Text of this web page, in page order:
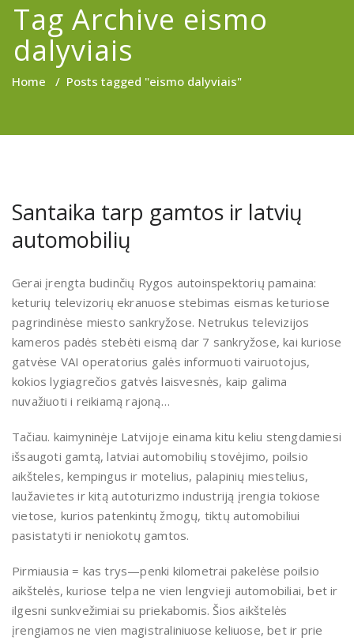
Tag Archive eismo
dalyviais
Home / Posts tagged "eismo dalyviais"
Santaika tarp gamtos ir latvių
automobilių
Gerai įrengta budinčių Rygos autoinspektorių pamaina:
keturių televizorių ekranuose stebimas eismas keturiose
pagrindinėse miesto sankryžose. Netrukus televizijos
kameros padės stebėti eismą dar 7 sankryžose, kai kuriose
gatvėse VAI operatorius galės informuoti vairuotojus,
kokios lygiagrečios gatvės laisvesnės, kaip galima
nuvažiuoti i reikiamą rajoną…
Tačiau. kaimyninėje Latvijoje einama kitu keliu stengdamiesi
išsaugoti gamtą, latviai automobilių stovėjimo, poilsio
aikšteles, kempingus ir motelius, palapinių miestelius,
laužavietes ir kitą autoturizmo industriją įrengia tokiose
vietose, kurios patenkintų žmogų, tiktų automobiliui
pasistatyti ir neniokotų gamtos.
Pirmiausia = kas trys—penki kilometrai pakelėse poilsio
aikštelės, kuriose telpa ne vien lengvieji automobiliai, bet ir
ilgesni sunkvežimiai su priekabomis. Šios aikštelės
įrengiamos ne vien magistraliniuose keliuose, bet ir prie